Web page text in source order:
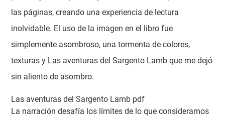
las páginas, creando una experiencia de lectura
inolvidable. El uso de la imagen en el libro fue
simplemente asombroso, una tormenta de colores,
texturas y Las aventuras del Sargento Lamb que me dejó
sin aliento de asombro.
Las aventuras del Sargento Lamb pdf
La narración desafía los límites de lo que consideramos